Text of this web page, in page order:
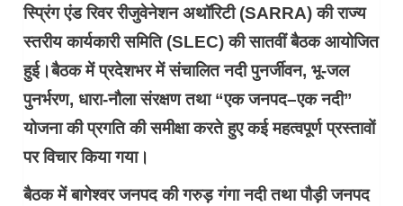
स्प्रिंग एंड रिवर रीजुवेनेशन अथॉरिटी (SARRA) की राज्य
स्तरीय कार्यकारी समिति (SLEC) की सातवीं बैठक आयोजित
हुई।बैठक में प्रदेशभर में संचालित नदी पुनर्जीवन, भू-जल
पुनर्भरण, धारा-नौला संरक्षण तथा “एक जनपद–एक नदी”
योजना की प्रगति की समीक्षा करते हुए कई महत्वपूर्ण प्रस्तावों
पर विचार किया गया।
बैठक में बागेश्वर जनपद की गरुड़ गंगा नदी तथा पौड़ी जनपद